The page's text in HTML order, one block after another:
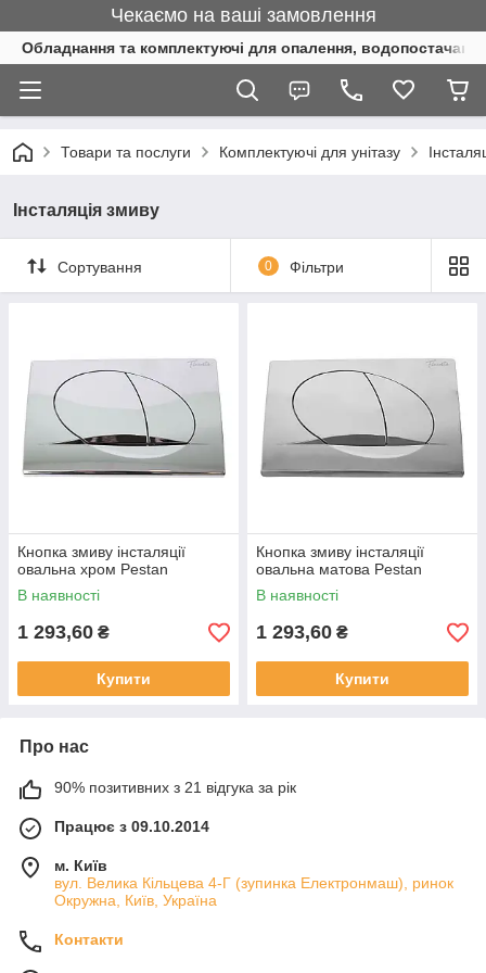
Чекаємо на ваші замовлення
Обладнання та комплектуючі для опалення, водопостачання
Товари та послуги Комплектуючі для унітазу
Інсталяція змиву
Сортування 0 Фільтри
Кнопка змиву інсталяції
овальна хром Pestan
В наявності
1 293,60 ₴
Купити
Кнопка змиву інсталяції
овальна матова Pestan
В наявності
1 293,60 ₴
Купити
Про нас
90% позитивних з 21 відгука за рік
Працює з 09.10.2014
м. Київ
вул. Велика Кільцева 4-Г (зупинка Електронмаш), ринок
Окружна, Київ, Україна
Контакти